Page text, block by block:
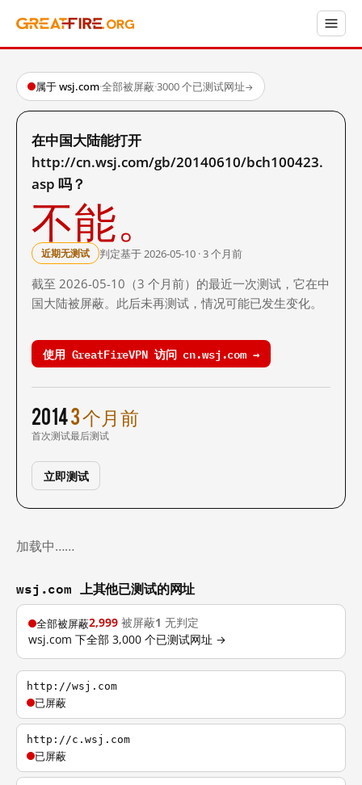
属于 wsj.com·全部被屏蔽·3000 个已测试网址→
在中国大陆能打开
http://cn.wsj.com/gb/20140610/bch100423.
asp 吗？
不能。
近期无测试 判定基于 2026-05-10 · 3 个月前
截至 2026-05-10（3 个月前）的最近一次测试，它在中
国大陆被屏蔽。此后未再测试，情况可能已发生变化。
使用 GreatFireVPN 访问 cn.wsj.com →
2014
首次测试
3 个月前
最后测试
立即测试
加载中……
wsj.com 上其他已测试的网址
全部被屏蔽2,999 被屏蔽1 无判定
wsj.com 下全部 3,000 个已测试网址 →
http://wsj.com
已屏蔽
http://c.wsj.com
已屏蔽